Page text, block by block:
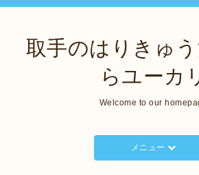
取手のはりきゅ
らユーカ
Welcome to our
メニュー